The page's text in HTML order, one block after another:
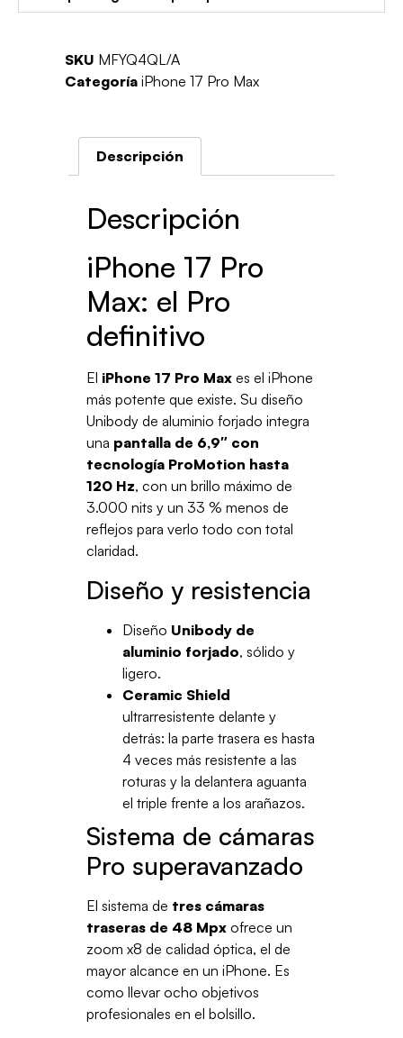
SKU MFYQ4QL/A
Categoría iPhone 17 Pro Max
Descripción
Descripción
iPhone 17 Pro
Max: el Pro
definitivo
El iPhone 17 Pro Maxes el iPhone
más potente que existe. Su diseño
Unibody de aluminio forjado integra
una pantalla de 6,9″ con
tecnología ProMotion hasta
120 Hz, con un brillo máximo de
3.000 nits y un 33 % menos de
reflejos para verlo todo con total
claridad.
Diseño y resistencia
Diseño Unibody de
aluminio forjado, sólido y
ligero.
Ceramic Shield
ultrarresistente delante y
detrás: la parte trasera es hasta
4 veces más resistente a las
roturas y la delantera aguanta
el triple frente a los arañazos.
Sistema de cámaras
Pro superavanzado
El sistema de tres cámaras
traseras de 48 Mpxofrece un
zoom x8 de calidad óptica, el de
mayor alcance en un iPhone. Es
como llevar ocho objetivos
profesionales en el bolsillo.